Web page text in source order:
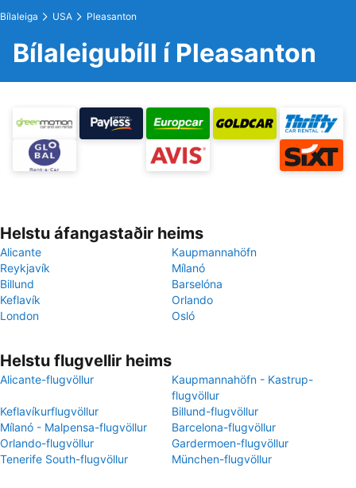
Bílaleiga USA Pleasanton
Bílaleigubíll í Pleasanton
Helstu áfangastaðir heims
Alicante
Kaupmannahöfn
Reykjavík
Mílanó
Billund
Barselóna
Keflavík
Orlando
London
Osló
Helstu flugvellir heims
Alicante-flugvöllur
Kaupmannahöfn - Kastrup-
flugvöllur
Keflavíkurflugvöllur
Billund-flugvöllur
Mílanó - Malpensa-flugvöllur
Barcelona-flugvöllur
Orlando-flugvöllur
Gardermoen-flugvöllur
Tenerife South-flugvöllur
München-flugvöllur